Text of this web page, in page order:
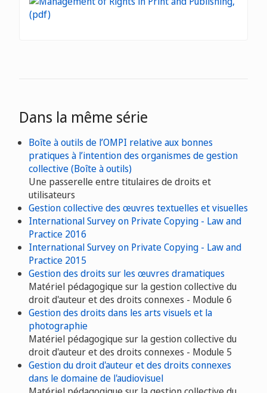
Dans la même série
Boîte à outils de l’OMPI relative aux bonnes
pratiques à l’intention des organismes de gestion
collective (Boîte à outils)
Une passerelle entre titulaires de droits et
utilisateurs
Gestion collective des œuvres textuelles et visuelles
International Survey on Private Copying - Law and
Practice 2016
International Survey on Private Copying - Law and
Practice 2015
Gestion des droits sur les œuvres dramatiques
Matériel pédagogique sur la gestion collective du
droit d'auteur et des droits connexes - Module 6
Gestion des droits dans les arts visuels et la
photographie
Matériel pédagogique sur la gestion collective du
droit d'auteur et des droits connexes - Module 5
Gestion du droit d'auteur et des droits connexes
dans le domaine de l'audiovisuel